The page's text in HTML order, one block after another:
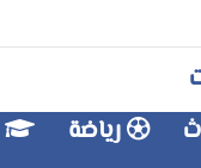
رياضة